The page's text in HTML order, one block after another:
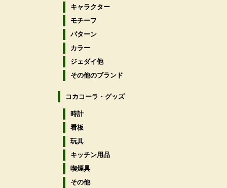
キャラクター
モチーフ
パターン
カラー
ジェダイ他
その他のブランド
コカコーラ・グッズ
時計
看板
玩具
キッチン用品
喫煙具
その他